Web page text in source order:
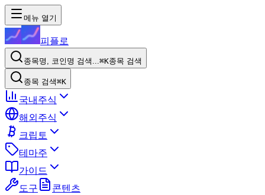
메뉴 열기
피플로
종목명, 코인명 검색...⌘K종목 검색
종목 검색⌘K
국내주식
해외주식
크립토
테마주
가이드
도구
콘텐츠